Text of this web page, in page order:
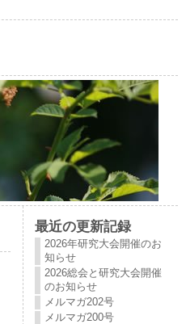
最近の更新記録
2026年研究大会開催のお
知らせ
2026総会と研究大会開催
のお知らせ
メルマガ202号
メルマガ200号